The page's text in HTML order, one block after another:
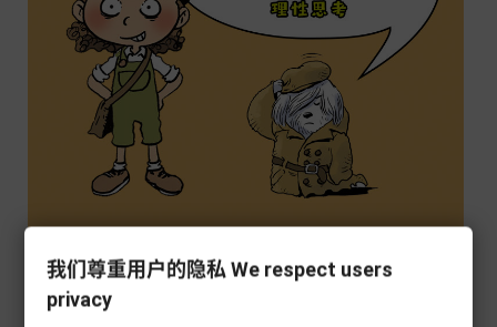
我们尊重用户的隐私 We respect users
privacy